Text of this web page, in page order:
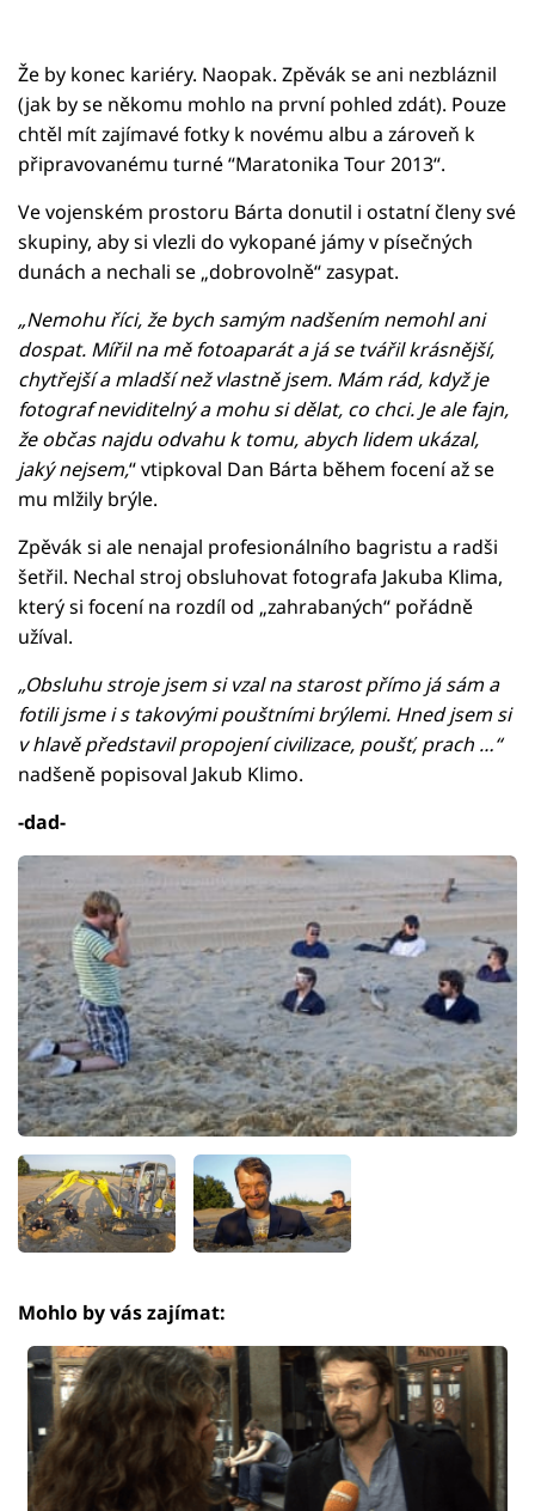
Že by konec kariéry. Naopak. Zpěvák se ani nezbláznil
(jak by se někomu mohlo na první pohled zdát). Pouze
chtěl mít zajímavé fotky k novému albu a zároveň k
připravovanému turné “Maratonika Tour 2013“.
Ve vojenském prostoru Bárta donutil i ostatní členy své
skupiny, aby si vlezli do vykopané jámy v písečných
dunách a nechali se „dobrovolně“ zasypat.
„Nemohu říci, že bych samým nadšením nemohl ani
dospat. Mířil na mě fotoaparát a já se tvářil krásnější,
chytřejší a mladší než vlastně jsem. Mám rád, když je
fotograf neviditelný a mohu si dělat, co chci. Je ale fajn,
že občas najdu odvahu k tomu, abych lidem ukázal,
jaký nejsem,“ vtipkoval Dan Bárta během focení až se
mu mlžily brýle.
Zpěvák si ale nenajal profesionálního bagristu a radši
šetřil. Nechal stroj obsluhovat fotografa Jakuba Klima,
který si focení na rozdíl od „zahrabaných“ pořádně
užíval.
„Obsluhu stroje jsem si vzal na starost přímo já sám a
fotili jsme i s takovými pouštními brýlemi. Hned jsem si
v hlavě představil propojení civilizace, poušť, prach …“
nadšeně popisoval Jakub Klimo.
-dad-
Mohlo by vás zajímat: